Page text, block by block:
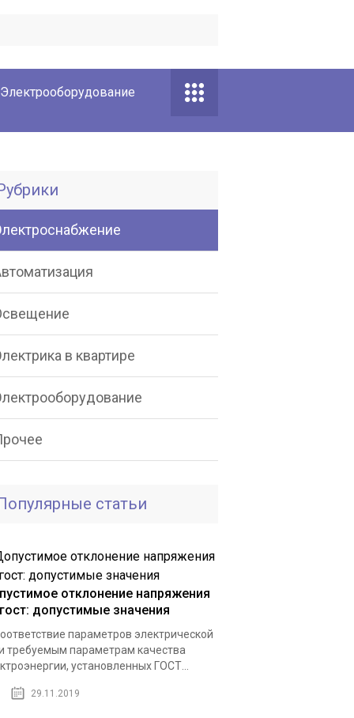
Электрооборудование
в квартире
статьи
отклонение напряжения
допустимые значения
параметров электрической
требуемым параметрам качества
установленных ГОСТ...
29.11.2019